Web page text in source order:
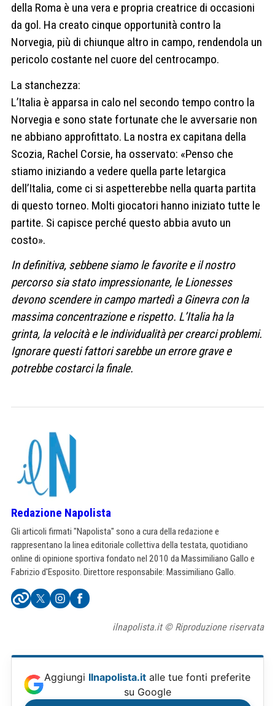
della Roma è una vera e propria creatrice di occasioni
da gol. Ha creato cinque opportunità contro la
Norvegia, più di chiunque altro in campo, rendendola un
pericolo costante nel cuore del centrocampo.
La stanchezza:
L’Italia è apparsa in calo nel secondo tempo contro la
Norvegia e sono state fortunate che le avversarie non
ne abbiano approfittato. La nostra ex capitana della
Scozia, Rachel Corsie, ha osservato: «Penso che
stiamo iniziando a vedere quella parte letargica
dell’Italia, come ci si aspetterebbe nella quarta partita
di questo torneo. Molti giocatori hanno iniziato tutte le
partite. Si capisce perché questo abbia avuto un
costo».
In definitiva, sebbene siamo le favorite e il nostro
percorso sia stato impressionante, le Lionesses
devono scendere in campo martedì a Ginevra con la
massima concentrazione e rispetto. L’Italia ha la
grinta, la velocità e le individualità per crearci problemi.
Ignorare questi fattori sarebbe un errore grave e
potrebbe costarci la finale.
Redazione Napolista
Gli articoli firmati "Napolista" sono a cura della redazione e
rappresentano la linea editoriale collettiva della testata, quotidiano
online di opinione sportiva fondato nel 2010 da Massimiliano Gallo e
Fabrizio d'Esposito. Direttore responsabile: Massimiliano Gallo.
ilnapolista.it © Riproduzione riservata
Aggiungi Ilnapolista.it alle tue fonti preferite
su Google